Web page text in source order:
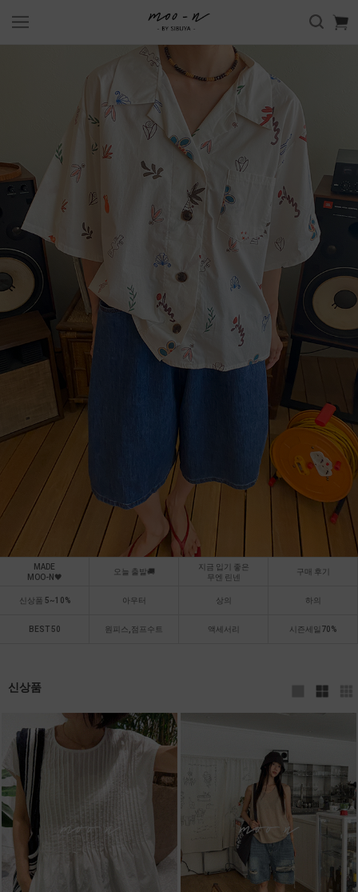
MADE
MOO-N🖤
오늘 출발🚚
지금 입기 좋은
무엔 린넨
구매 후기
신상품 5~10% 아우터 상의 하의
BEST 50 원피스,점프수트 액세서리 시즌세일70%
신상품